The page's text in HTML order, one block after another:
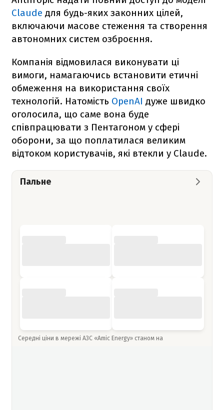
Claude для будь-яких законних цілей,
включаючи масове стеження та створення
автономних систем озброєння.
Компанія відмовилася виконувати ці
вимоги, намагаючись встановити етичні
обмеження на використання своїх
технологій. Натомість OpenAI дуже швидко
оголосила, що саме вона буде
співпрацювати з Пентагоном у сфері
оборони, за що поплатилася великим
відтоком користувачів, які втекли у Claude.
Пальне
Середні ціни в мережі АЗС «Amic Energy» станом на